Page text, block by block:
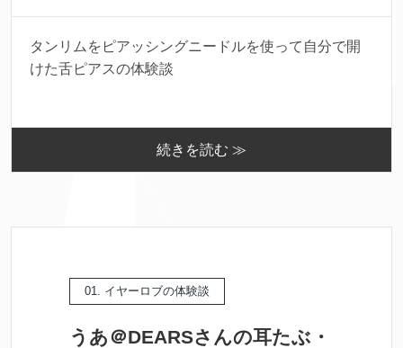
タンリムをピアッシングニードルを使って自分で開
けた舌ピアスの体験談
続きを読む ≫
01. イヤーロブの体験談
うあ＠DEARSさんの耳たぶ・